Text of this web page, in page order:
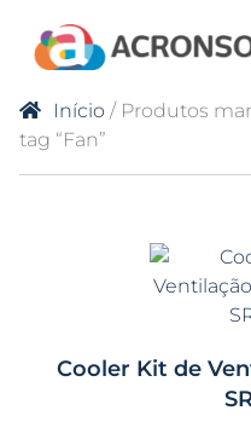
Início / Produtos
tag “Fan”
Cooler Kit de